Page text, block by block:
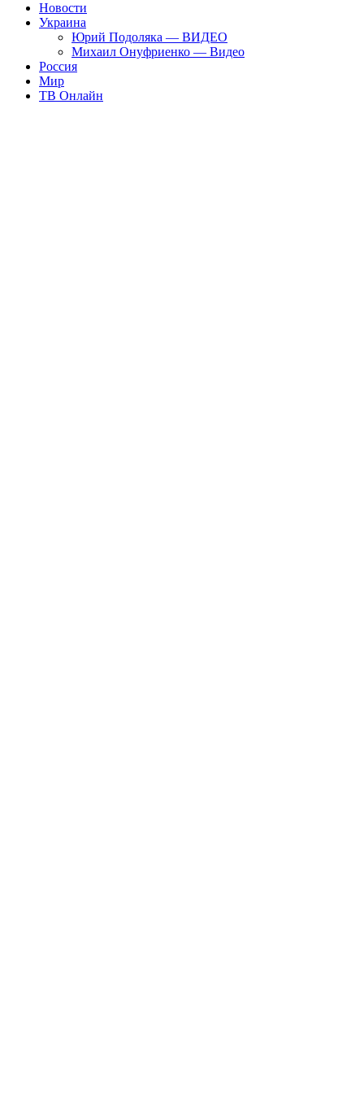
Новости
Украина
Юрий Подоляка — ВИДЕО
Михаил Онуфриенко — Видео
Россия
Мир
ТВ Онлайн